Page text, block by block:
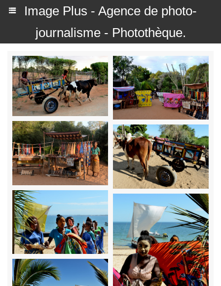
Image Plus - Agence de photo-
journalisme - Photothèque.